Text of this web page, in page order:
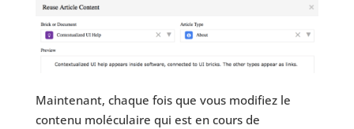
Maintenant, chaque fois que vous modifiez le
contenu moléculaire qui est en cours de